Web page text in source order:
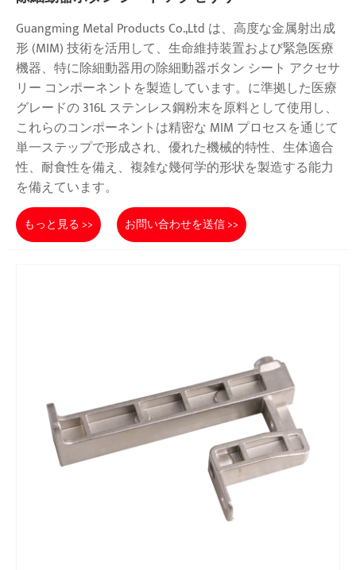
Guangming Metal Products Co.,Ltd は、高度な金属射出成
形 (MIM) 技術を活用して、生命維持装置および緊急医療
機器、特に除細動器用の除細動器ボタン シート アクセサ
リー コンポーネントを製造しています。に準拠した医療
グレードの 316L ステンレス鋼粉末を原料として使用し、
これらのコンポーネントは精密な MIM プロセスを通じて
単一ステップで形成され、優れた機械的特性、生体適合
性、耐食性を備え、複雑な幾何学的形状を製造する能力
を備えています。
もっと見る >> お問い合わせを送信 >>